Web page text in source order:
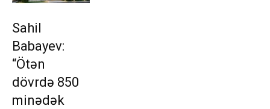
Sahil
Babayev:
“Ötən
dövrdə 850
minədək